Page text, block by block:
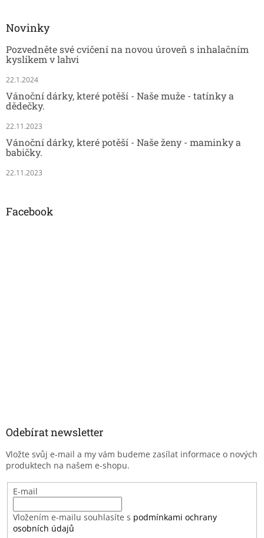
Novinky
Pozvedněte své cvičení na novou úroveň s inhalačním
kyslíkem v lahvi
22.1.2024
Vánoční dárky, které potěší - Naše muže - tatínky a
dědečky.
22.11.2023
Vánoční dárky, které potěší - Naše ženy - maminky a
babičky.
22.11.2023
Facebook
Odebírat newsletter
Vložte svůj e-mail a my vám budeme zasílat informace o nových
produktech na našem e-shopu.
E-mail
Vložením e-mailu souhlasíte s podmínkami ochrany
osobních údajů